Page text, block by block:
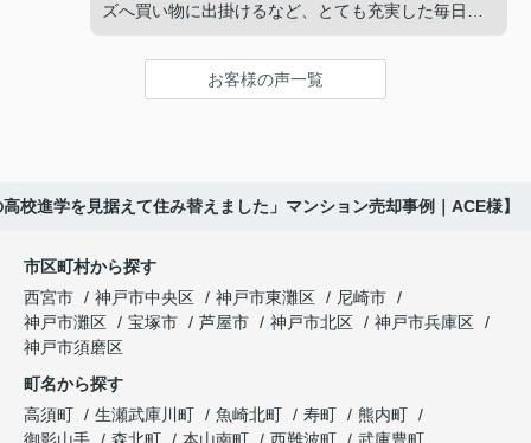
ガーデンズ、医療機関や買い物施設など、将来も安
した。
趣味を楽しむ時間が増えました。
これからの暮らしを前向きに考えられるようにな
り、住み替えを決断して本当に良かったと思ってい
ます。
インフィニティエステートさんへ相談すると、収益
投資家向けの販売方法をご提案いただきました。
「立地も良く、長期保有したい物件です。」
と話され、このビルを大切に運営してくださること
になりました。
長年守ってきた資産を安心して引き継ぐことがで
き、家族全員が納得できる売却となりました。
ズへ買い物に出掛けるなど、とても充実した毎日を
年月が経ち、子どもが高校進学を意識する年齢にな
「レ・ジェイド西宮北口」の査定だけでなく、新居
購入とのタイミングや資金計画についても丁寧に説
明してくださいました。
販売活動では、西宮北口駅へのアクセス、阪急西宮
ガーデンズ、教育施設、商業施設など、このエリア
お客様の声一覧
校進学を見据えて住み替えました」マンション売却事例｜ACE様】
市区町村から探す
西宮市
神戸市中央区 神戸市東灘区
尼崎市
神戸市灘区
宝塚市 芦屋市 神戸市北区
神戸市兵庫区
神戸市須磨区
町名から探す
高須町
生瀬武庫川町 魚崎北町 寿町
熊内町